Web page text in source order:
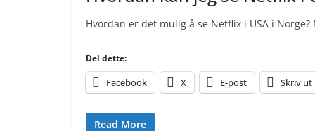
Hvordan er det mulig å se Netflix i USA i
Del dette:
Facebook X E-post Skriv ut
Read More